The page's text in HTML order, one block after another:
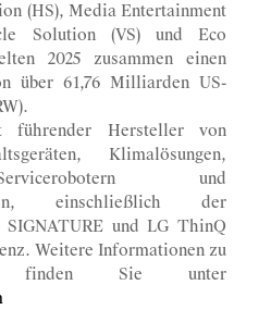
(HS), Media Entertainment
Solution (VS) und Eco
2025 zusammen einen
über 61,76 Milliarden US-
Hersteller von
Klimalösungen,
und
einschließlich der
SIGNATURE und LG ThinQ
Weitere Informationen zu
finden Sie unter